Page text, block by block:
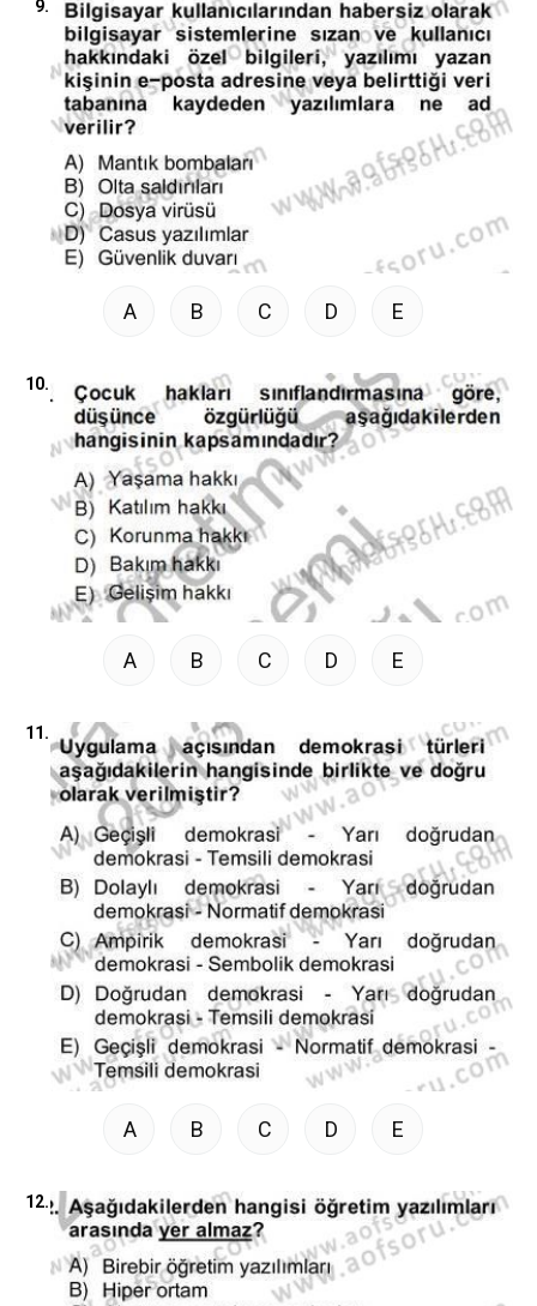
9.
A B C D E
10.
A B C D E
11.
A B C D E
12.